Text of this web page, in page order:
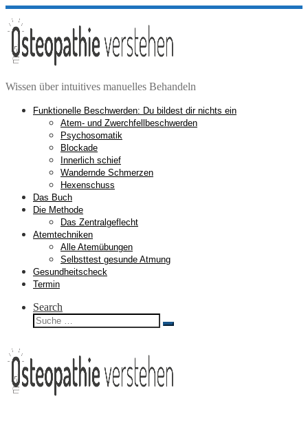
Zum
Inhalt
springen
Wissen über intuitives manuelles Behandeln
Funktionelle Beschwerden: Du bildest dir nichts ein
Atem- und Zwerchfellbeschwerden
Psychosomatik
Blockade
Innerlich schief
Wandernde Schmerzen
Hexenschuss
Das Buch
Die Methode
Das Zentralgeflecht
Atemtechniken
Alle Atemübungen
Selbsttest gesunde Atmung
Gesundheitscheck
Termin
Search
Suche
Suche